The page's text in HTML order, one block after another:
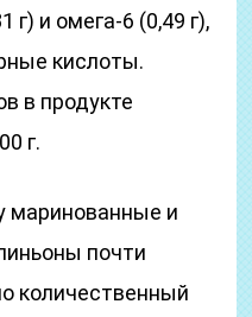
г) и омега-6 (0,49 г),
кислоты.
в продукте
г.
маринованные и
почти
количественный